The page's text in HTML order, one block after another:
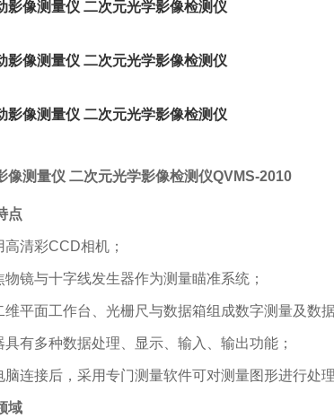
像测量仪 二次元光学影像检测仪QVMS-2010
点
高清彩CCD相机；
物镜与十字线发生器作为测量瞄准系统；
维平面工作台、光栅尺与数据箱组成数字测量及数
具有多种数据处理、显示、输入、输出功能；
脑连接后，采用专门测量软件可对测量图形进行处理
域